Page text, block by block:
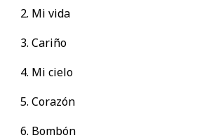
Mi vida
Cariño
Mi cielo
Corazón
Bombón